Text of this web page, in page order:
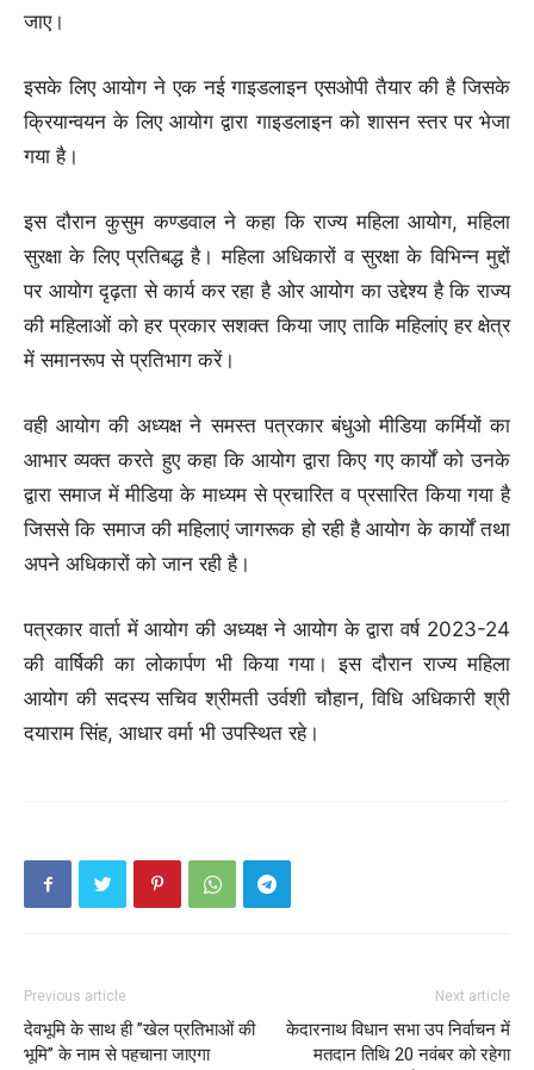
जाए।
इसके लिए आयोग ने एक नई गाइडलाइन एसओपी तैयार की है जिसके
क्रियान्वयन के लिए आयोग द्वारा गाइडलाइन को शासन स्तर पर भेजा
गया है।
इस दौरान कुसुम कण्डवाल ने कहा कि राज्य महिला आयोग, महिला
सुरक्षा के लिए प्रतिबद्ध है। महिला अधिकारों व सुरक्षा के विभिन्न मुद्दों
पर आयोग दृढ़ता से कार्य कर रहा है ओर आयोग का उद्देश्य है कि राज्य
की महिलाओं को हर प्रकार सशक्त किया जाए ताकि महिलांए हर क्षेत्र
में समानरूप से प्रतिभाग करें।
वही आयोग की अध्यक्ष ने समस्त पत्रकार बंधुओ मीडिया कर्मियों का
आभार व्यक्त करते हुए कहा कि आयोग द्वारा किए गए कार्यों को उनके
द्वारा समाज में मीडिया के माध्यम से प्रचारित व प्रसारित किया गया है
जिससे कि समाज की महिलाएं जागरूक हो रही है आयोग के कार्यों तथा
अपने अधिकारों को जान रही है।
पत्रकार वार्ता में आयोग की अध्यक्ष ने आयोग के द्वारा वर्ष 2023-24
की वार्षिकी का लोकार्पण भी किया गया। इस दौरान राज्य महिला
आयोग की सदस्य सचिव श्रीमती उर्वशी चौहान, विधि अधिकारी श्री
दयाराम सिंह, आधार वर्मा भी उपस्थित रहे।
Previous article
देवभूमि के साथ ही ’’खेल प्रतिभाओं की
भूमि’’ के नाम से पहचाना जाएगा
Next article
केदारनाथ विधान सभा उप निर्वाचन में
मतदान तिथि 20 नवंबर को रहेगा